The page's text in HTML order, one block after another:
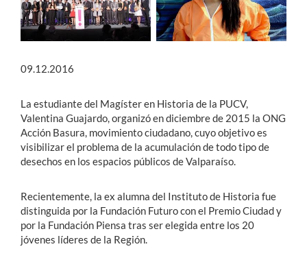
09.12.2016
La estudiante del Magíster en Historia de la PUCV,
Valentina Guajardo, organizó en diciembre de 2015 la ONG
Acción Basura, movimiento ciudadano, cuyo objetivo es
visibilizar el problema de la acumulación de todo tipo de
desechos en los espacios públicos de Valparaíso.
Recientemente, la ex alumna del Instituto de Historia fue
distinguida por la Fundación Futuro con el Premio Ciudad y
por la Fundación Piensa tras ser elegida entre los 20
jóvenes líderes de la Región.